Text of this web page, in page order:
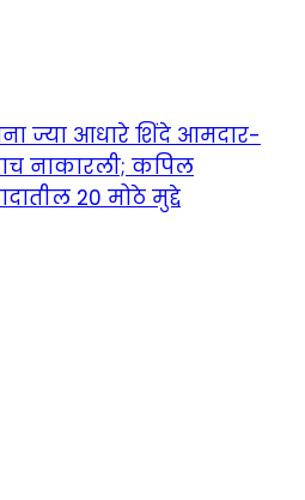
ज्या आधारे शिंदे आमदार-
नाकारली; कपिल
20 मोठे मुद्दे